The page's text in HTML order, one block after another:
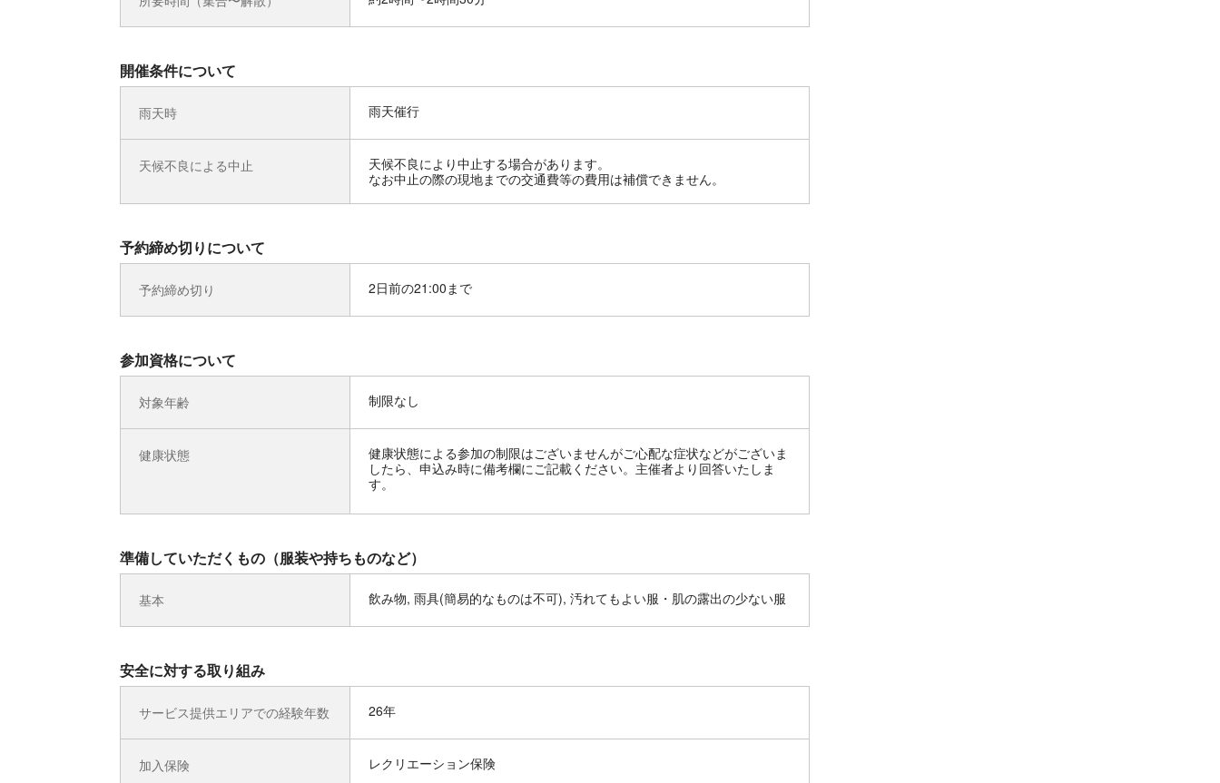
開催条件について
雨天時 雨天催行
天候不良による中止
天候不良により中止する場合があります。
なお中止の際の現地までの交通費等の費用は補償できません。
予約締め切りについて
予約締め切り 2日前の21:00まで
参加資格について
対象年齢 制限なし
健康状態
健康状態による参加の制限はございませんがご心配な症状などがございま
したら、申込み時に備考欄にご記載ください。主催者より回答いたしま
す。
準備していただくもの（服装や持ちものなど）
基本 飲み物, 雨具(簡易的なものは不可), 汚れてもよい服・肌の露出の少ない服
安全に対する取り組み
サービス提供エリアでの経験年数 26年
加入保険 レクリエーション保険